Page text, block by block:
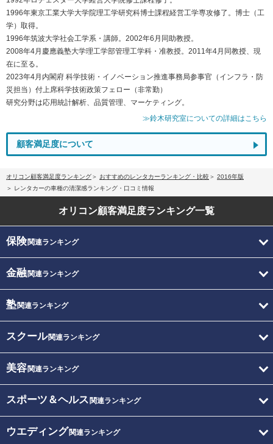
1996年東京工業大学大学院理工学研究科博士課程経営工学専攻修了。博士（工
学）取得。
1996年筑波大学社会工学系・講師。2002年6月同助教授。
2008年4月慶應義塾大学理工学部管理工学科・准教授。2011年4月同教授、現
在に至る。
2023年4月内閣府 科学技術・イノベーション推進事務局参事官（インフラ・防
災担当）付上席科学技術政策フェロー（非常勤）
研究分野は応用統計解析、品質管理、マーケティング。
≫鈴木研究室についての詳細はこちら
顧客満足度について
オリコン顧客満足度ランキング おすすめのレンタカーランキング・比較
2016年版
レンタカーの車種の清潔感ランキング・口コミ情報
オリコン顧客満足度ランキング一覧
保険関連ランキング
金融関連ランキング
塾関連ランキング
スクール関連ランキング
美容関連ランキング
スポーツ＆ヘルス 関連ランキング
ウエディング関連ランキング